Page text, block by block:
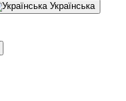
Українська